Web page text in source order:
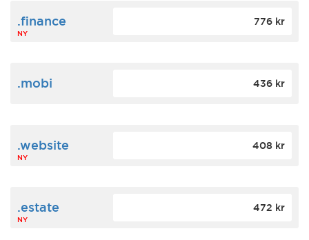
.finance
NY
776 kr
.mobi 436 kr
.website
NY
408 kr
.estate
NY
472 kr